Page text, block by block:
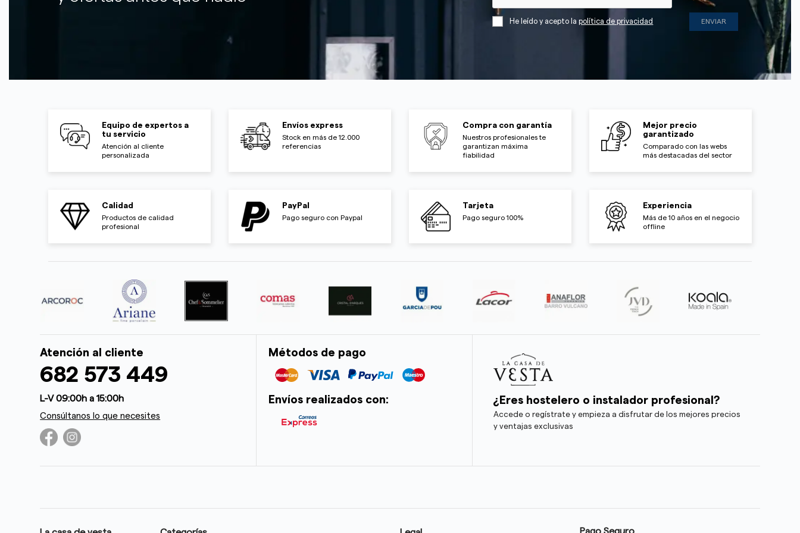
He leído y acepto lapolítica de privacidad
Equipo de expertos a
tu servicio
Atención al cliente
personalizada
Envíos express
Stock en más de 12.000
referencias
Compra con garantía
Nuestros profesionales te
garantizan máxima
fiabilidad
Mejor precio
garantizado
Comparado con las webs
más destacadas del sector
Calidad
Productos de calidad
profesional
PayPal
Pago seguro con Paypal
Tarjeta
Pago seguro 100%
Experiencia
Más de 10 años en el negocio
offline
Atención al cliente
682 573 449
L-V 09:00h a 15:00h
Consúltanos lo que necesites
Métodos de pago
Envíos realizados con: ¿Eres hostelero o instalador profesional?
Accede o regístrate y empieza a disfrutar de los mejores precios
y ventajas exclusivas